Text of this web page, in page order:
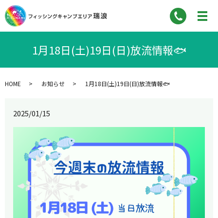
1月18日(土)19日(日)放流情報🐟
HOME お知らせ 1月18日(土)19日(日)放流情報🐟
2025/01/15